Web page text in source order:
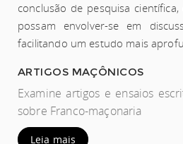
conclusão de pesquisa
possam envolver-se em
facilitando um estudo mais
ARTIGOS MAÇÔNICOS
Examine artigos e ensaios
sobre Franco-maçonaria
Leia mais